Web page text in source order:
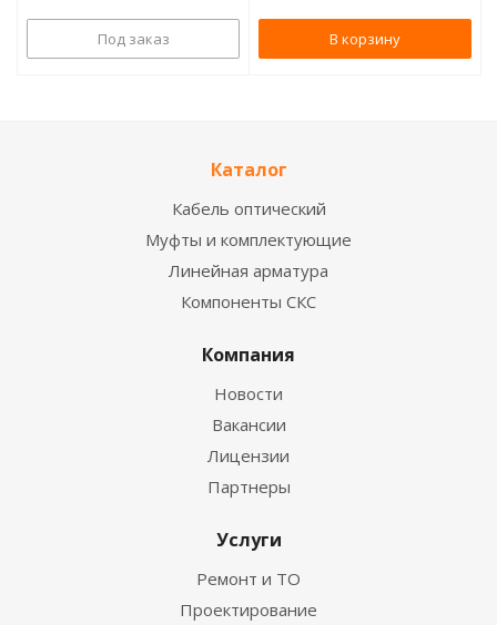
Под заказ В корзину
Каталог
Кабель оптический
Муфты и комплектующие
Линейная арматура
Компоненты СКС
Компания
Новости
Вакансии
Лицензии
Партнеры
Услуги
Ремонт и ТО
Проектирование